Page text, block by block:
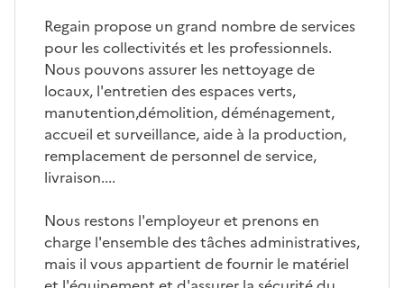
Regain propose un grand nombre de services
pour les collectivités et les professionnels.
Nous pouvons assurer les nettoyage de
locaux, l'entretien des espaces verts,
manutention,démolition, déménagement,
accueil et surveillance, aide à la production,
remplacement de personnel de service,
livraison....
Nous restons l'employeur et prenons en
charge l'ensemble des tâches administratives,
mais il vous appartient de fournir le matériel